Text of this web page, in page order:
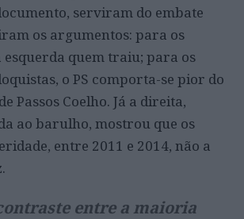
serviram do embate
os argumentos: para os
esquerda quem traiu; para os
o PS comporta-se pior do
Passos Coelho. Já a direita,
ao barulho, mostrou que os
entre 2011 e 2014, não a
entre a maioria